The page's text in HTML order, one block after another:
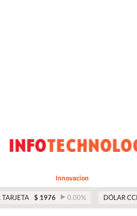
Innovacion
TARJETA $ 1976 0.00% DÓLAR CCL